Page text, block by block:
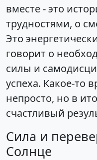
вместе - это
трудностями, о
Это
говорит о
силы и
успеха. Какое-то
непросто, но в
счастливый
Сила и
Солнце